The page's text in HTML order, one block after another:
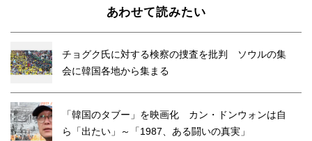
あわせて読みたい
チョグク氏に対する検察の捜査を批判 ソウルの集
会に韓国各地から集まる
「韓国のタブー」を映画化 カン・ドンウォンは自
ら「出たい」～「1987、ある闘いの真実」